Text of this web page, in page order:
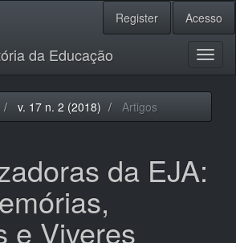
Register Acesso
da Educação
v. 17 n. 2 (2018) Artigos
da EJA:
e Viveres